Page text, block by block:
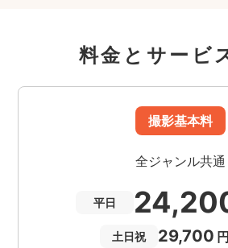
料金とサービ
撮影基本料
全ジャンル共通
平日
土日祝 29,700 円